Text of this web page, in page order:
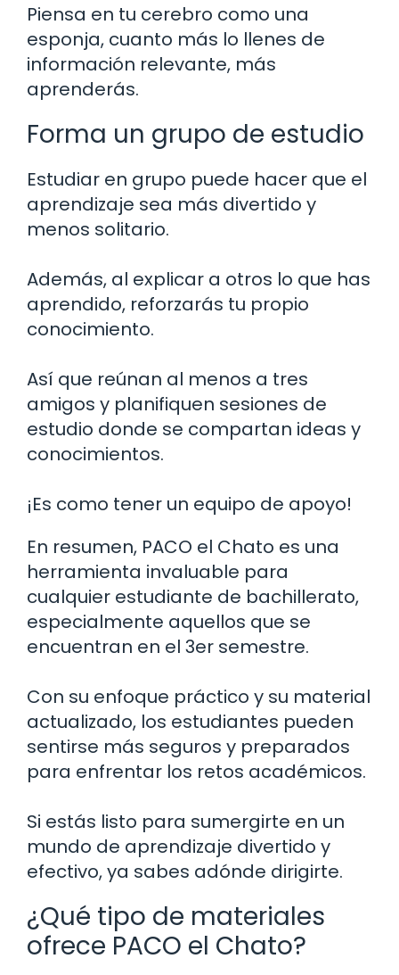
Piensa en tu cerebro como una
esponja, cuanto más lo llenes de
información relevante, más
aprenderás.
Forma un grupo de estudio
Estudiar en grupo puede hacer que el
aprendizaje sea más divertido y
menos solitario.
Además, al explicar a otros lo que has
aprendido, reforzarás tu propio
conocimiento.
Así que reúnan al menos a tres
amigos y planifiquen sesiones de
estudio donde se compartan ideas y
conocimientos.
¡Es como tener un equipo de apoyo!
En resumen, PACO el Chato es una
herramienta invaluable para
cualquier estudiante de bachillerato,
especialmente aquellos que se
encuentran en el 3er semestre.
Con su enfoque práctico y su material
actualizado, los estudiantes pueden
sentirse más seguros y preparados
para enfrentar los retos académicos.
Si estás listo para sumergirte en un
mundo de aprendizaje divertido y
efectivo, ya sabes adónde dirigirte.
¿Qué tipo de materiales
ofrece PACO el Chato?